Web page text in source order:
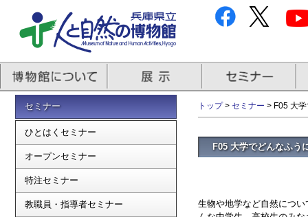
セミナー
ひとはくセミナー
オープンセミナー
特注セミナー
教職員・指導者セミナー
トップ> セミナー > F05 大
F05 大学でどんなふう
生物や地学など自然につ